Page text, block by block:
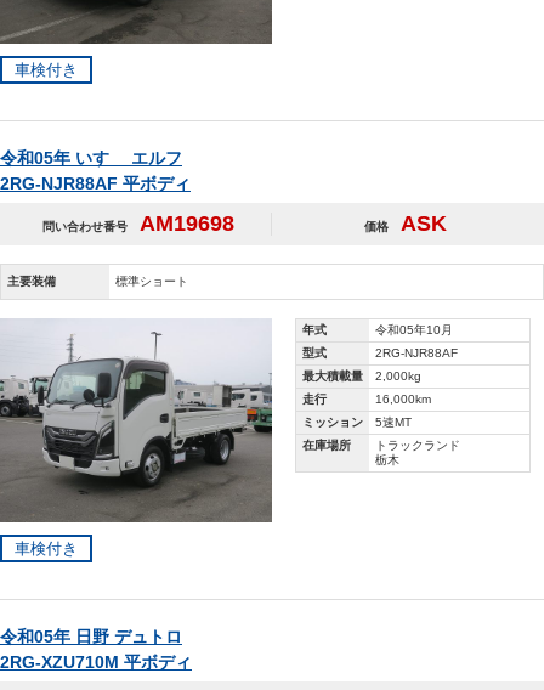
車検付き
令和05年 いすゞ エルフ
2RG-NJR88AF 平ボディ
問い合わせ番号 AM19698 価格 ASK
主要装備 標準ショート
年式
令和05年10月
型式
2RG-NJR88AF
最大積載量
2,000kg
走行
16,000km
ミッション
5速MT
在庫場所
トラックランド
栃木
車検付き
令和05年 日野 デュトロ
2RG-XZU710M 平ボディ